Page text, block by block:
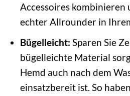
Accessoires kombinieren
echter Allrounder in
Bügelleicht: Sparen Sie
bügelleichte Material
Hemd auch nach dem
einsatzbereit ist. So